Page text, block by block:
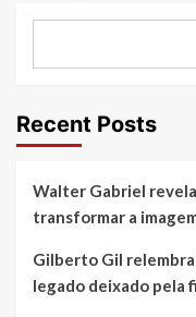
Recent Posts
Walter Gabriel
transformar a
Gilberto Gil
legado deixado pela